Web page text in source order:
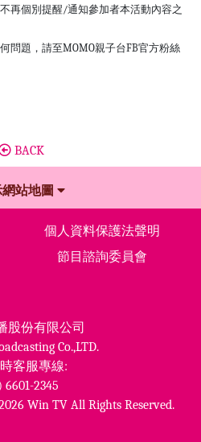
再個別提醒/通知參加者本活動內容之
問題，請至MOMO親子台FB官方粉絲
BACK
站地圖
個人資料保護法聲明
節目諮詢委員會
股份有限公司
Co.,LTD.
客服專線:
6601-2345
Win TV All Rights Reserved.